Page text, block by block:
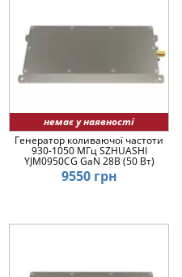
немає у наявності
Генератор коливаючої частоти
930-1050 МГц SZHUASHI
YJM0950CG GaN 28В (50 Вт)
9550 грн